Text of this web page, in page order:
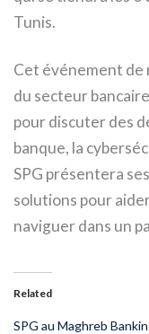
Tunis.
Cet événement de
du secteur
pour discuter des
banque, la
SPG présentera
solutions pour
naviguer dans un
Related
SPG au Maghreb